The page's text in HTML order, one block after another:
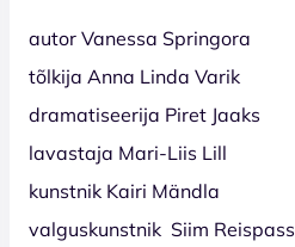
autor Vanessa Springora
tõlkija Anna Linda Varik
dramatiseerija Piret Jaaks
lavastaja Mari-Liis Lill
kunstnik Kairi Mändla
valguskunstnik Siim Reispass